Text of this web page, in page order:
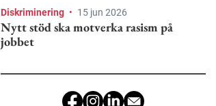
Diskriminering • 15 jun 2026
Nytt stöd ska motverka rasism på
jobbet